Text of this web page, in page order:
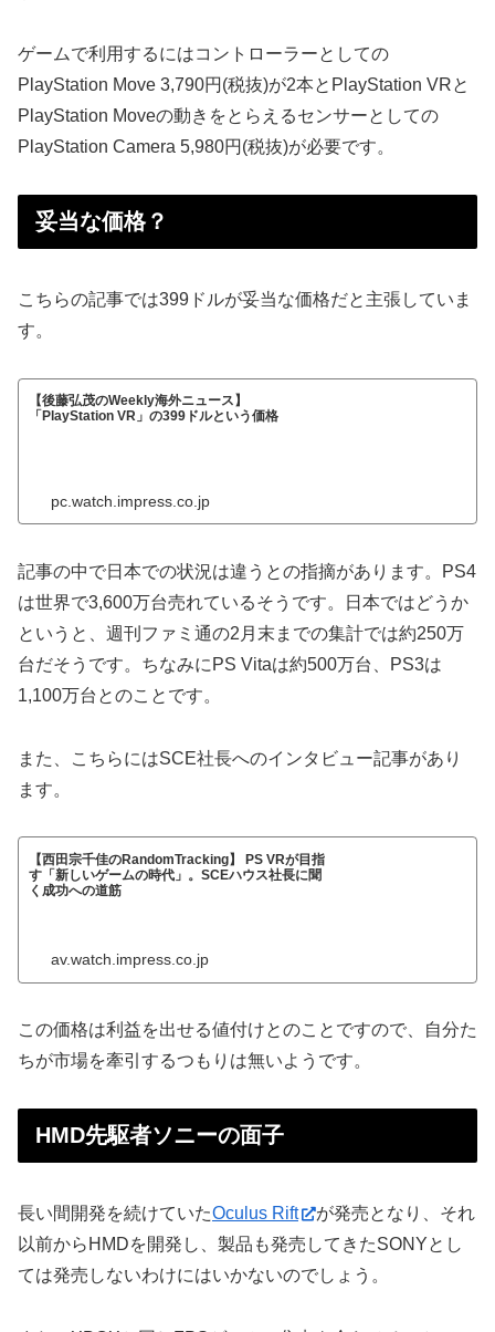
ゲームで利用するにはコントローラーとしての
PlayStation Move 3,790円(税抜)が2本とPlayStation VRと
PlayStation Moveの動きをとらえるセンサーとしての
PlayStation Camera 5,980円(税抜)が必要です。
妥当な価格？
こちらの記事では399ドルが妥当な価格だと主張していま
す。
【後藤弘茂のWeekly海外ニュース】
「PlayStation VR」の399ドルという価格
pc.watch.impress.co.jp
記事の中で日本での状況は違うとの指摘があります。PS4
は世界で3,600万台売れているそうです。日本ではどうか
というと、週刊ファミ通の2月末までの集計では約250万
台だそうです。ちなみにPS Vitaは約500万台、PS3は
1,100万台とのことです。
また、こちらにはSCE社長へのインタビュー記事があり
ます。
【西田宗千佳のRandomTracking】 PS VRが目指
す「新しいゲームの時代」。SCEハウス社長に聞
く成功への道筋
av.watch.impress.co.jp
この価格は利益を出せる値付けとのことですので、自分た
ちが市場を牽引するつもりは無いようです。
HMD先駆者ソニーの面子
長い間開発を続けていたOculus Rift
が発売となり、それ
以前からHMDを開発し、製品も発売してきたSONYとし
ては発売しないわけにはいかないのでしょう。